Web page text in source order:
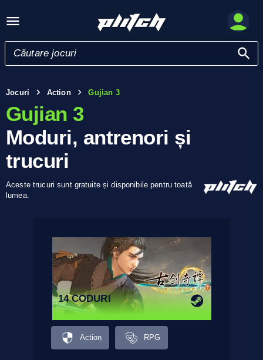
Jocuri Action Gujian 3
Gujian 3
Moduri, antrenori și
trucuri
Aceste trucuri sunt gratuite și disponibile pentru toată
lumea.
14 CODURI
Action RPG